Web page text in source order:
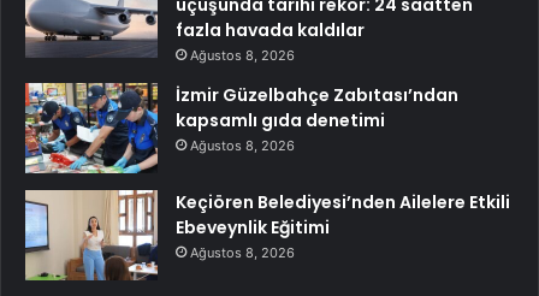
uçuşunda tarihi rekor: 24 saatten
fazla havada kaldılar
Ağustos 8, 2026
İzmir Güzelbahçe Zabıtası’ndan
kapsamlı gıda denetimi
Ağustos 8, 2026
Keçiören Belediyesi’nden Ailelere Etkili
Ebeveynlik Eğitimi
Ağustos 8, 2026